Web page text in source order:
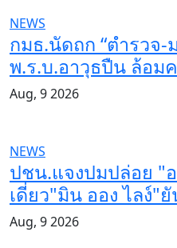
NEWS
กมธ.นัดถก “ตำรวจ-
พ.ร.บ.อาวุธปืน ล้อม
Aug, 9 2026
NEWS
ปชน.แจงปมปล่อย "
เดี่ยว"มิน ออง ไลง์"
Aug, 9 2026